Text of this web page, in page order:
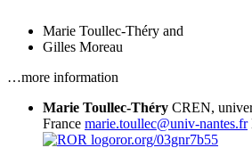
Marie Toullec-Théry and
Gilles Moreau
…more information
Marie Toullec-Théry CREN,
France marie.toullec@univ-nantes.fr
ror.org/03gnr7b55